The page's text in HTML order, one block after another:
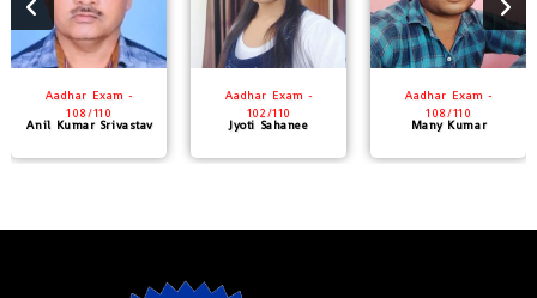
Aadhar Exam -
108/110
Anil Kumar Srivastav
Aadhar Exam -
102/110
Jyoti Sahanee
Aadhar Exam -
108/110
Many Kumar